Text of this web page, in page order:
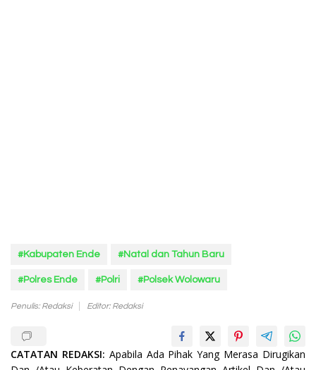
#Kabupaten Ende #Natal dan Tahun Baru
#Polres Ende #Polri #Polsek Wolowaru
Penulis: Redaksi Editor: Redaksi
CATATAN REDAKSI: Apabila Ada Pihak Yang Merasa Dirugikan